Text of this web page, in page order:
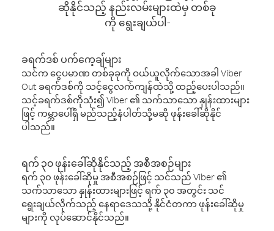
ဆိုနိုင်သည့် နည်းလမ်းများထဲမှ တစ်ခု
ကို ရွေးချယ်ပါ-
ခရက်ဒစ် ပက်ကေ့ချ်များ
သင်က ငွေပမာဏ တစ်ခုခုကို ဝယ်ယူလိုက်သောအခါ Viber
Out ခရက်ဒစ်ကို သင့်ငွေလက်ကျန်ထဲသို့ ထည့်ပေးပါသည်။
သင့်ခရက်ဒစ်ကိုသုံး၍ Viber ၏ သက်သာသော နှုန်းထားများ
ဖြင့် ကမ္ဘာပေါ်ရှိ မည်သည့်နံပါတ်သို့မဆို ဖုန်းခေါ်ဆိုနိုင်
ပါသည်။
ရက် ၃၀ ဖုန်းခေါ်ဆိုနိုင်သည့် အစီအစဉ်များ
ရက် ၃၀ ဖုန်းခေါ်ဆိုမှု အစီအစဉ်ဖြင့် သင်သည် Viber ၏
သက်သာသော နှုန်းထားများဖြင့် ရက် ၃၀ အတွင်း သင်
ရွေးချယ်လိုက်သည့် နေရာဒေသသို့ နိုင်ငံတကာ ဖုန်းခေါ်ဆိုမှု
များကို လုပ်ဆောင်နိုင်သည်။